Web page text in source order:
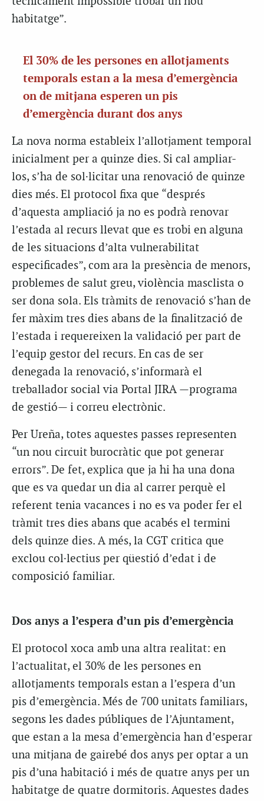
habitatge”.
El 30% de les persones en allotjaments
temporals estan a la mesa d’emergència
on de mitjana esperen un pis
d’emergència durant dos anys
La nova norma estableix l’allotjament temporal
inicialment per a quinze dies. Si cal ampliar-
los, s’ha de sol·licitar una renovació de quinze
dies més. El protocol fixa que “després
d’aquesta ampliació ja no es podrà renovar
l’estada al recurs llevat que es trobi en alguna
de les situacions d’alta vulnerabilitat
especificades”, com ara la presència de menors,
problemes de salut greu, violència masclista o
ser dona sola. Els tràmits de renovació s’han de
fer màxim tres dies abans de la finalització de
l’estada i requereixen la validació per part de
l’equip gestor del recurs. En cas de ser
denegada la renovació, s’informarà el
treballador social via Portal JIRA —programa
de gestió— i correu electrònic.
Per Ureña, totes aquestes passes representen
“un nou circuit burocràtic que pot generar
errors”. De fet, explica que ja hi ha una dona
que es va quedar un dia al carrer perquè el
referent tenia vacances i no es va poder fer el
tràmit tres dies abans que acabés el termini
dels quinze dies. A més, la CGT critica que
exclou col·lectius per qüestió d’edat i de
composició familiar.
Dos anys a l’espera d’un pis d’emergència
El protocol xoca amb una altra realitat: en
l’actualitat, el 30% de les persones en
allotjaments temporals estan a l’espera d’un
pis d’emergència. Més de 700 unitats familiars,
segons les dades públiques de l’Ajuntament,
que estan a la mesa d’emergència han d’esperar
una mitjana de gairebé dos anys per optar a un
pis d’una habitació i més de quatre anys per un
habitatge de quatre dormitoris. Aquestes dades